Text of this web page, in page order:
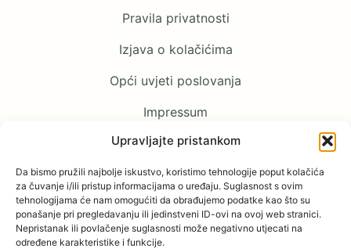
Upravljajte pristankom
Da bismo pružili najbolje iskustvo, koristimo tehnologije poput kolačića
za čuvanje i/ili pristup informacijama o uređaju. Suglasnost s ovim
tehnologijama će nam omogućiti da obrađujemo podatke kao što su
ponašanje pri pregledavanju ili jedinstveni ID-ovi na ovoj web stranici.
Nepristanak ili povlačenje suglasnosti može negativno utjecati na
određene karakteristike i funkcije.
Pravila privatnosti
Izjava o kolačićima
Opći uvjeti poslovanja
Impressum
Pratite nas
Facebook
YouTube